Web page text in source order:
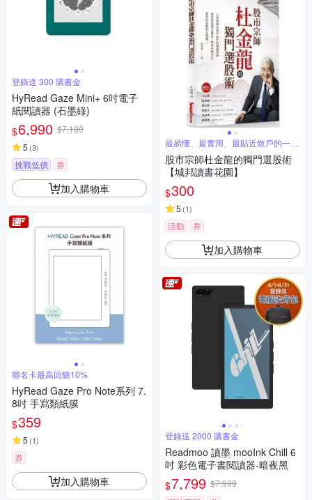
登錄送 300 購書金
HyRead Gaze Mini+ 6吋電子
紙閱讀器 (石墨綠)
$6,990 $7,190
5 (3)
挑戰低價 券
加入購物車
聯名卡最高回饋10%
HyRead Gaze Pro Note系列 7.
8吋 手寫類紙膜
$359
5 (1)
券
加入購物車
最易懂、最實用、最貼近散戶的一本
書
股市宗師杜金龍的獨門選股術
【城邦讀書花園】
$300
5 (1)
活動 券
加入購物車
登錄送 2000 購書金
Readmoo 讀墨 mooInk Chill 6
吋 彩色電子書閱讀器-暗夜黑
$7,799 $7,999